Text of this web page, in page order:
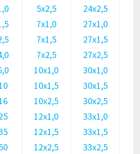
5х2,5
7х1,0
7х1,5
7х2,5
10х1,0
10х1,5
10х2,5
12х1,0
12х1,5
12х2,5
24х2,5
27х1,0
27х1,5
27х2,5
30х1,0
30х1,5
30х2,5
33х1,0
33х1,5
33х2,5